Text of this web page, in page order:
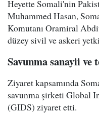
Heyette Somali'nin
Muhammed Hasan,
Komutanı Oramiral
düzey sivil ve askeri
Savunma sanayii
Ziyaret kapsamında
savunma şirketi Global
(GIDS) ziyaret etti.